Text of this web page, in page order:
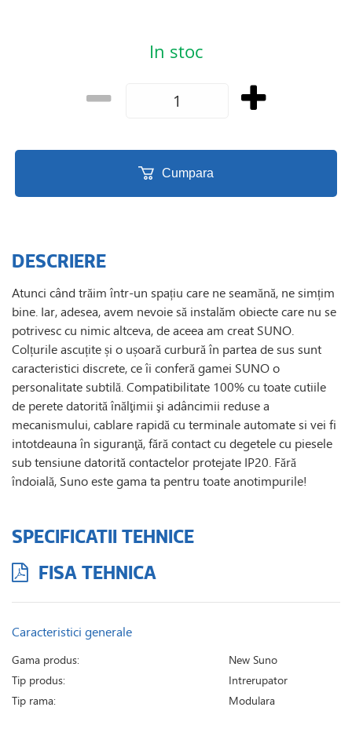
In stoc
Cumpara
DESCRIERE
Atunci când trăim într-un spațiu care ne seamănă, ne simțim
bine. Iar, adesea, avem nevoie să instalăm obiecte care nu se
potrivesc cu nimic altceva, de aceea am creat SUNO.
Colțurile ascuțite și o ușoară curbură în partea de sus sunt
caracteristici discrete, ce îi conferă gamei SUNO o
personalitate subtilă. Compatibilitate 100% cu toate cutiile
de perete datorită înălţimii şi adâncimii reduse a
mecanismului, cablare rapidă cu terminale automate si vei fi
intotdeauna în siguranţă, fără contact cu degetele cu piesele
sub tensiune datorită contactelor protejate IP20. Fără
îndoială, Suno este gama ta pentru toate anotimpurile!
SPECIFICATII TEHNICE
FISA TEHNICA
Caracteristici generale
Gama produs:
New Suno
Tip produs:
Intrerupator
Tip rama:
Modulara